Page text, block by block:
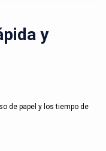
y
de papel y los tiempo de